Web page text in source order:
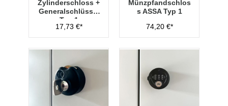
Zylinderschloss +
Generalschlüssel
Typ 1
17,73 €*
Münzpfandschlos
s ASSA Typ 1
74,20 €*